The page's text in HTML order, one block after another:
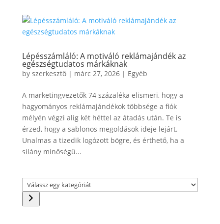
Lépésszámláló: A motiváló reklámajándék az
egészségtudatos márkáknak
by szerkesztő| márc 27, 2026| Egyéb
A marketingvezetők 74 százaléka elismeri, hogy a
hagyományos reklámajándékok többsége a fiók
mélyén végzi alig két héttel az átadás után. Te is
érzed, hogy a sablonos megoldások ideje lejárt.
Unalmas a tizedik logózott bögre, és érthető, ha a
silány minőségű...
Válassz
egy
kategóriát